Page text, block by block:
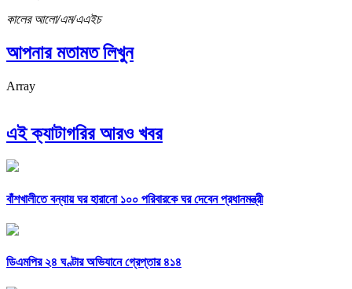
কালের আলো/এম/এএইচ
আপনার মতামত লিখুন
Array
এই ক্যাটাগরির আরও খবর
বাঁশখালীতে বন্যায় ঘর হারানো ১০০ পরিবারকে ঘর দেবেন প্রধানমন্ত্রী
ডিএমপির ২৪ ঘণ্টার অভিযানে গ্রেপ্তার ৪১৪